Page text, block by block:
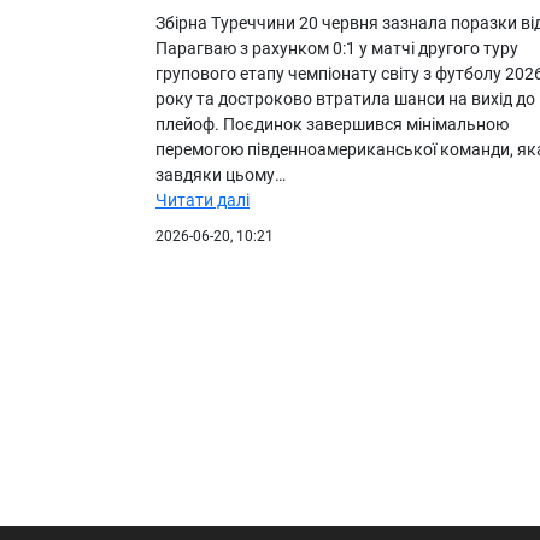
Збірна Туреччини 20 червня зазнала поразки
Парагваю з рахунком 0:1 у матчі другого туру
групового етапу чемпіонату світу з футболу
року та достроково втратила шанси на вихід до
плейоф. Поєдинок завершився мінімальною
перемогою південноамериканської команди,
завдяки цьому…
Читати далі
2026-06-20, 10:21